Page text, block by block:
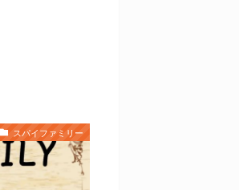
スパイファミリー